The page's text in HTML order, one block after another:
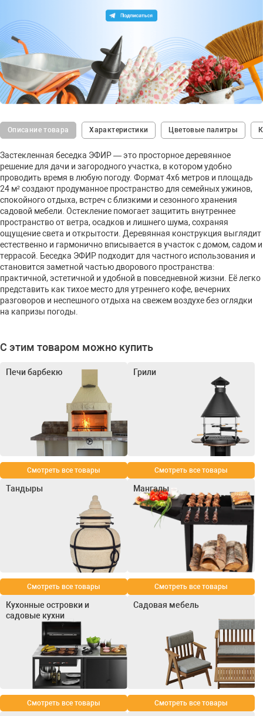
Описание товара Характеристики Цветовые палитры
Застекленная беседка ЭФИР — это просторное деревянное
решение для дачи и загородного участка, в котором удобно
проводить время в любую погоду. Формат 4х6 метров и площадь
24 м² создают продуманное пространство для семейных ужинов,
спокойного отдыха, встреч с близкими и сезонного хранения
садовой мебели. Остекление помогает защитить внутреннее
пространство от ветра, осадков и лишнего шума, сохраняя
ощущение света и открытости. Деревянная конструкция выглядит
естественно и гармонично вписывается в участок с домом, садом и
террасой. Беседка ЭФИР подходит для частного использования и
становится заметной частью дворового пространства:
практичной, эстетичной и удобной в повседневной жизни. Её легко
представить как тихое место для утреннего кофе, вечерних
разговоров и неспешного отдыха на свежем воздухе без оглядки
на капризы погоды.
С этим товаром можно купить
Печи барбекю
Смотреть все товары
Грили
Смотреть все товары
Тандыры
Смотреть все товары
Мангалы
Смотреть все товары
Кухонные островки и
садовые кухни
Смотреть все товары
Садовая мебель
Смотреть все товары